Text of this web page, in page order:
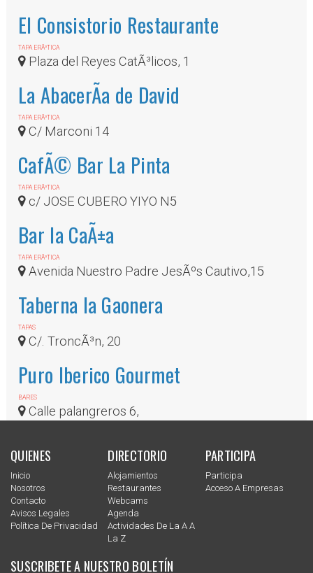
El Consistorio Restaurante
TAPA ERÃ³TICA
Plaza del Reyes CatÃ³licos, 1
La AbacerÃ­a de David
TAPA ERÃ³TICA
C/ Marconi 14
CafÃ© Bar La Pinta
TAPA ERÃ³TICA
c/ JOSE CUBERO YIYO N5
Bar la CaÃ±a
TAPA ERÃ³TICA
Avenida Nuestro Padre JesÃºs Cautivo,15
Taberna la Gaonera
TAPAS
C/. TroncÃ³n, 20
Puro Iberico Gourmet
BARES
Calle palangreros 6,
QUIENES
Inicio
Nosotros
Contacto
Avisos Legales
Política De Privacidad
DIRECTORIO
Alojamientos
Restaurantes
Webcams
Agenda
Actividades De La A A
La Z
PARTICIPA
Participa
Acceso A Empresas
SUSCRIBETE A NUESTRO BOLETÍN